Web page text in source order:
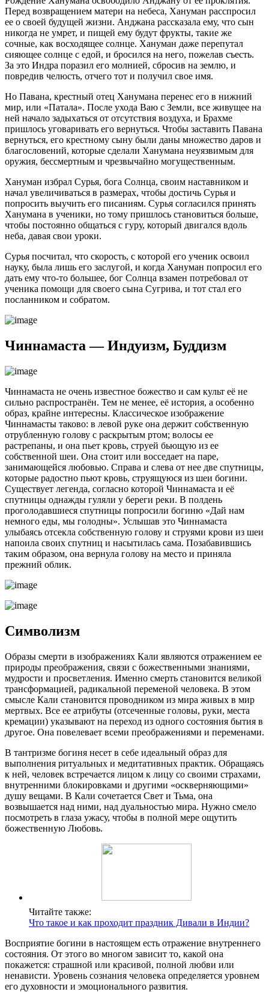
Перед возвращением матери на небеса, Хануман расспросил
ее о своей будущей жизни. Анджана рассказала ему, что сын
никогда не умрет, и пищей ему будут фрукты, такие же
сочные, как восходящее солнце. Хануман даже перепутал
сияющее солнце с едой, и бросился на него, пожелав съесть.
За это Индра поразил его молнией, сбросив на землю, и
повредив челюсть, отчего тот и получил свое имя.
Но Павана, крестный отец Ханумана перенес его в нижний
мир, или «Патала». После ухода Ваю с Земли, все живущее на
ней начало задыхаться от отсутствия воздуха, и Брахме
пришлось уговаривать его вернуться. Чтобы заставить Павана
вернуться, его крестному сыну были даны множество даров и
благословений, которые сделали Ханумана неуязвимым для
оружия, бессмертным и чрезвычайно могущественным.
Хануман избрал Сурья, бога Солнца, своим наставником и
начал увеличиваться в размерах, чтобы достичь Сурья и
попросить выучить его писаниям. Сурья согласился принять
Ханумана в ученики, но тому пришлось становиться больше,
чтобы постоянно общаться с гуру, который двигался вдоль
неба, давая свои уроки.
Сурья посчитал, что скорость, с которой его ученик освоил
науку, была лишь его заслугой, и когда Хануман попросил его
дать ему что-то большее, бог Солнца взамен потребовал от
ученика помощи для своего сына Сугрива, и тот стал его
посланником и собратом.
Чиннамаста — Индуизм, Буддизм
Чиннамаста не очень известное божество и сам культ её не
сильно распространён. Тем не менее, её история, а особенно
образ, крайне интересны. Классическое изображение
Чиннамасты таково: в левой руке она держит собственную
отрубленную голову с раскрытым ртом; волосы ее
растрепаны, и она пьет кровь, струей бьющую из ее
собственной шеи. Она стоит или восседает на паре,
занимающейся любовью. Справа и слева от нее две спутницы,
которые радостно пьют кровь, струящуюся из шеи богини.
Существует легенда, согласно которой Чиннамаста и её
спутницы однажды гуляли у береги реки. В полдень
проголодавшиеся спутницы попросили богиню «Дай нам
немного еды, мы голодны». Услышав это Чиннамаста
улыбаясь отсекла собственную голову и струями крови из шеи
напоила своих спутниц и насытилась сама. Позабавившись
таким образом, она вернула голову на место и приняла
прежний облик.
Символизм
Образы смерти в изображениях Кали являются отражением ее
природы преображения, связи с божественными знаниями,
мудрости и просветления. Именно смерть становится великой
трансформацией, радикальной переменой человека. В этом
смысле Кали становится проводником из мира живых в мир
мертвых. Все ее атрибуты (отсеченные головы, руки, места
кремации) указывают на переход из одного состояния бытия в
другое. Она повелевает всеми преображениями и переменами.
В тантризме богиня несет в себе идеальный образ для
выполнения ритуальных и медитативных практик. Обращаясь
к ней, человек встречается лицом к лицу со своими страхами,
внутренними блокировками и другими «оскверняющими»
душу вещами. В Кали сочетается Свет и Тьма, она
возвышается над ними, над дуальностью мира. Нужно смело
посмотреть в глаза ужасу, чтобы в полной мере ощутить
божественную Любовь.
Читайте также:
Что такое и как проходит праздник Дивали в Индии?
Восприятие богини в настоящем есть отражение внутреннего
состояния. От этого во многом зависит то, какой она
покажется: страшной или красивой, полной любви или
ненависти. Уровень сознания человека определяется уровнем
его духовности и эмоционального развития.